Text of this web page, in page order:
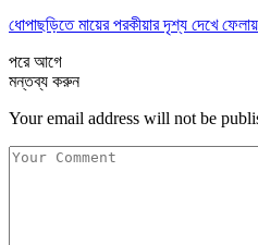
ধোপাছড়িতে মায়ের পরকীয়ার দৃশ্য দেখে
পরেআগে
মন্তব্য করুন
Your email address will not be